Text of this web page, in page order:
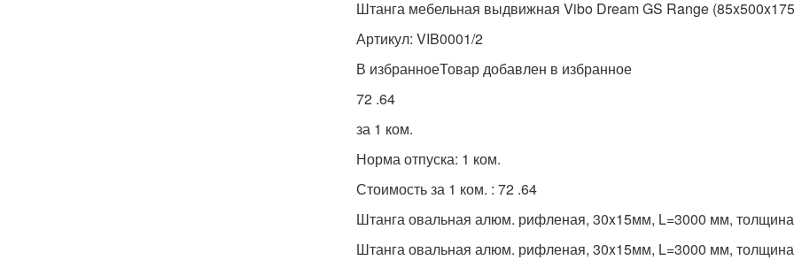
Штанга мебельная выдвижная Vibo Dream GS Range
Артикул: VIB0001/2
В избранноеТовар добавлен в избранное
72 .64
за 1 ком.
Норма отпуска: 1 ком.
Стоимость за 1 ком. : 72 .64
Штанга овальная алюм. рифленая, 30x15мм, L=3000 мм,
Штанга овальная алюм. рифленая, 30x15мм, L=3000 мм,